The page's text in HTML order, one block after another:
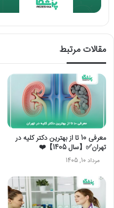
مقالات مرتبط
معرفی 10 تا از بهترین دکتر کلیه در
تهران✅【سال 1405】❤️
مرداد 10, 1405